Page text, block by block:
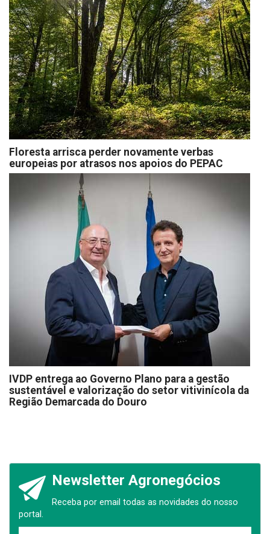
Floresta arrisca perder novamente verbas
europeias por atrasos nos apoios do PEPAC
IVDP entrega ao Governo Plano para a gestão
sustentável e valorização do setor vitivinícola da
Região Demarcada do Douro
Newsletter Agronegócios
Receba por email todas as novidades do nosso
portal.